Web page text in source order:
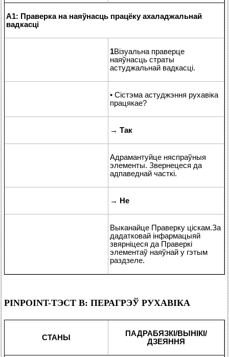
A1: Праверка на наяўнасць працёку ахаладжальнай
вадкасці
1Візуальна праверце
наяўнасць страты
астуджальнай вадкасці.
• Сістэма астуджэння рухавіка
працякае?
→ Так
Адрамантуйце няспраўныя
элементы. Звернецеся да
адпаведнай часткі.
→ Не
Выканайце Праверку ціскам.За
дадатковай інфармацыяй
звярніцеся да Праверкі
элементаў наяўнай у гэтым
раздзеле.
PINPOINT-ТЭСТ B: ПЕРАГРЭЎ РУХАВІКА
СТАНЫ
ПАДРАБЯЗКІ/ВЫНІКІ/
ДЗЕЯННЯ